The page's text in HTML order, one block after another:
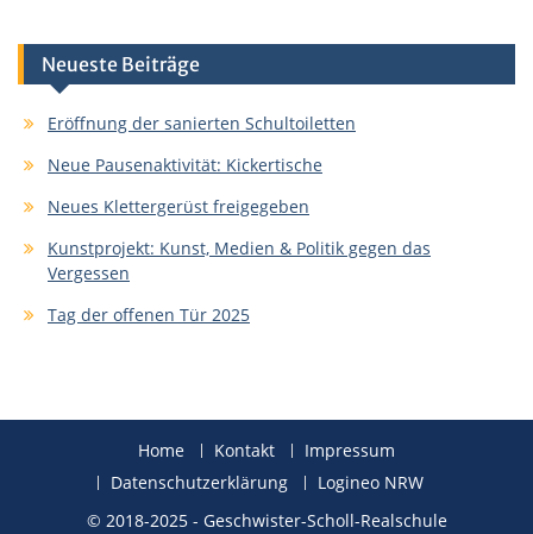
Neueste Beiträge
Eröffnung der sanierten Schultoiletten
Neue Pausenaktivität: Kickertische
Neues Klettergerüst freigegeben
Kunstprojekt: Kunst, Medien & Politik gegen das
Vergessen
Tag der offenen Tür 2025
Home Kontakt
Impressum
Datenschutzerklärung
Logineo NRW
© 2018-2025 - Geschwister-Scholl-Realschule